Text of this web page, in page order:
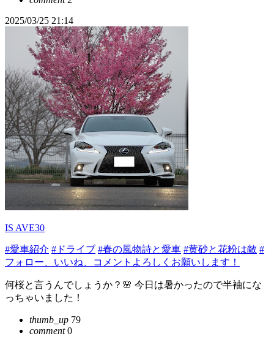
2025/03/25 21:14
IS AVE30
#愛車紹介 #ドライブ #春の風物詩と愛車 #黄砂と花粉は敵 #
フォロー、いいね、コメントよろしくお願いします！
何桜と言うんでしょうか？🌸 今日は暑かったので半袖にな
っちゃいました！
thumb_up 79
comment0